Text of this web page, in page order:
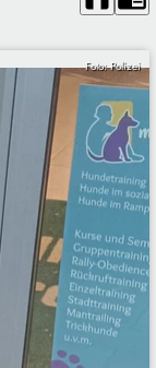
Foto: Polizei